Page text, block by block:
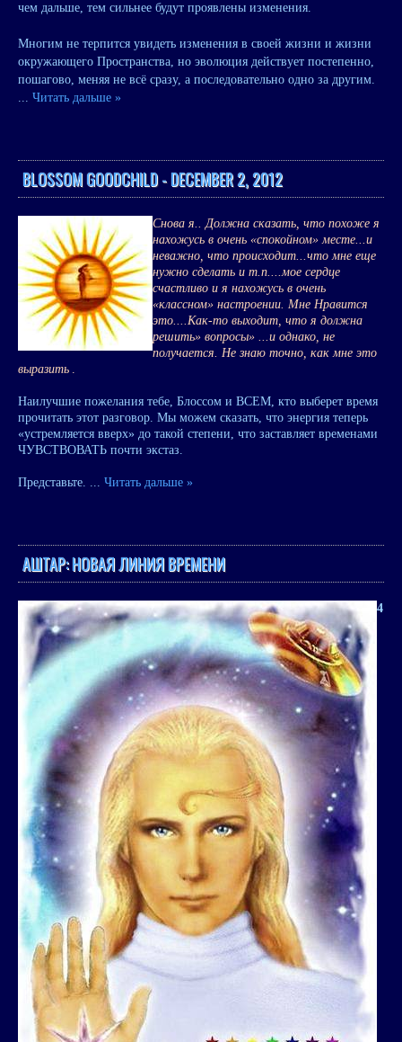
чем дальше, тем сильнее будут проявлены изменения.
Многим не терпится увидеть изменения в своей жизни и жизни
окружающего Пространства, но эволюция действует постепенно,
пошагово, меняя не всё сразу, а последовательно одно за другим.
... Читать дальше »
BLOSSOM GOODCHILD - DECEMBER 2, 2012
Снова я.. Должна сказать, что похоже я
нахожусь в очень «спокойном» месте...и
неважно, что происходит...что мне еще
нужно сделать и т.п....мое сердце
счастливо и я нахожусь в очень
«классном» настроении. Мне Нравится
это....Как-то выходит, что я должна
решить» вопросы» ...и однако, не
получается. Не знаю точно, как мне это
выразить .
Наилучшие пожелания тебе, Блоссом и ВСЕМ, кто выберет время
прочитать этот разговор. Мы можем сказать, что энергия теперь
«устремляется вверх» до такой степени, что заставляет временами
ЧУВСТВОВАТЬ почти экстаз.
Представьте. ... Читать дальше »
АШТАР: НОВАЯ ЛИНИЯ ВРЕМЕНИ
4